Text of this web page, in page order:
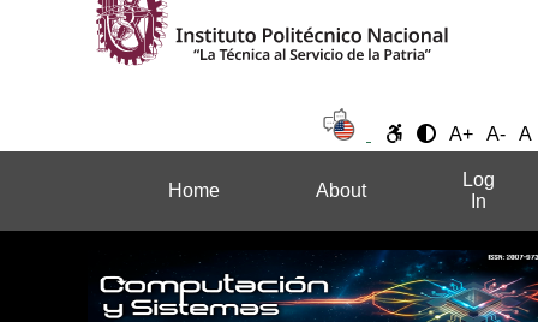
A+ A- A
Home About
Log
In